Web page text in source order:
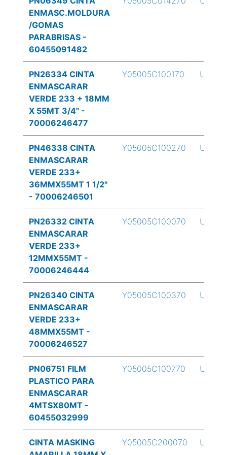
ENMASC.MOLDURA
/GOMAS
PARABRISAS -
60455091482
PN26334 CINTA
ENMASCARAR
VERDE 233 + 18MM
X 55MT 3/4" -
70006246477
Y05005C100170 UND
PN46338 CINTA
ENMASCARAR
VERDE 233+
36MMX55MT 1 1/2"
- 70006246501
Y05005C100270 UND
PN26332 CINTA
ENMASCARAR
VERDE 233+
12MMX55MT -
70006246444
Y05005C100070 UND
PN26340 CINTA
ENMASCARAR
VERDE 233+
48MMX55MT -
70006246527
Y05005C100370 UND
PN06751 FILM
PLASTICO PARA
ENMASCARAR
4MTSX80MT -
60455032999
Y05005C100770 UND
CINTA MASKING
Y05005C200070 UND